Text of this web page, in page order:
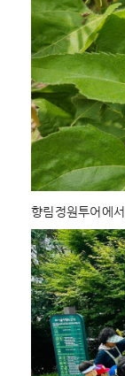
향림정원투어에